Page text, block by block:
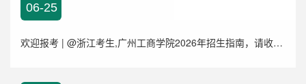
06-25
欢迎报考 | @浙江考生,广州工商学院2026年招生指南，请收藏！